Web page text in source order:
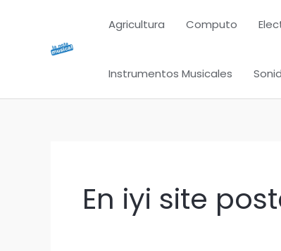
contenido
Agricultura Computo
Instrumentos Musicales
En iyi site